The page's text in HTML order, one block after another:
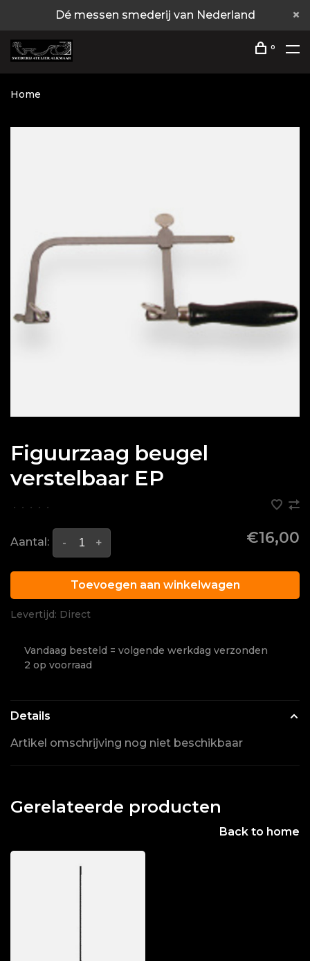
Dé messen smederij van Nederland
0
Home
Figuurzaag beugel
verstelbaar EP
• • • • •
Aantal: +
- €16,00
Toevoegen aan winkelwagen
Levertijd: Direct
Vandaag besteld = volgende werkdag verzonden
2 op voorraad
Details
Artikel omschrijving nog niet beschikbaar
Gerelateerde producten
Back to home